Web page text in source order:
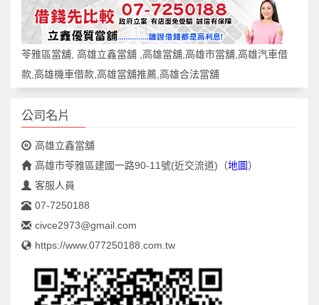
苓雅區當舖, 高雄立鑫當舖 ,高雄當舖,高雄市當舖,高雄汽車借
款,高雄機車借款,高雄當舖推薦,高雄合法當舖
公司名片
高雄立鑫當舖
高雄市苓雅區建國一路90-11號(近交流道) （地圖）
客服人員
07-7250188
civce2973@gmail.com
https://www.077250188.com.tw